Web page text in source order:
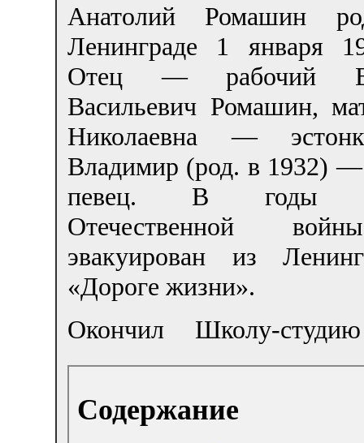
Содержание
Анатолий Ромашин
Ленинграде 1 января
Отец — рабочий
Васильевич Ромашин,
Николаевна —
Владимир (род. в 1932)
певец. В годы
Отечественной
эвакуирован из
«Дороге жизни».
Окончил Школу-